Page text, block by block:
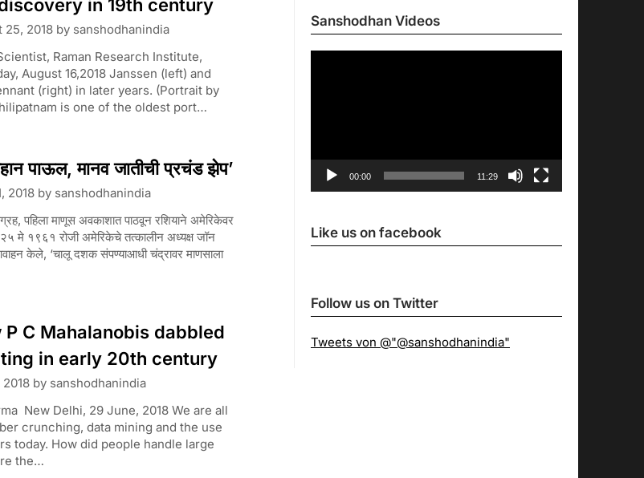
in 19th century
25, 2018by sanshodhanindia
Raman Research Institute,
August 16,2018 Janssen (left) and
(right) in later years. (Portrait by
is one of the oldest port…
पाऊल, मानव जातीची प्रचंड झेप’
2018by sanshodhanindia
पहिला माणूस अवकाशात पाठवून रशियाने अमेरिकेवर
मे १९६१ रोजी अमेरिकेचे तत्कालीन अध्यक्ष जॉन
केले, ‘चालू दशक संपण्याआधी चंद्रावर माणसाला
P C Mahalanobis dabbled
in early 20th century
by sanshodhanindia
New Delhi, 29 June, 2018 We are all
crunching, data mining and the use
today. How did people handle large
the…
Sanshodhan Videos
Player
00:00 11:29
Like us on facebook
Follow us on Twitter
Tweets von @"@sanshodhanindia"